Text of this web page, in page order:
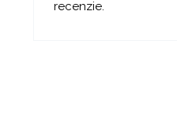
recenzie.